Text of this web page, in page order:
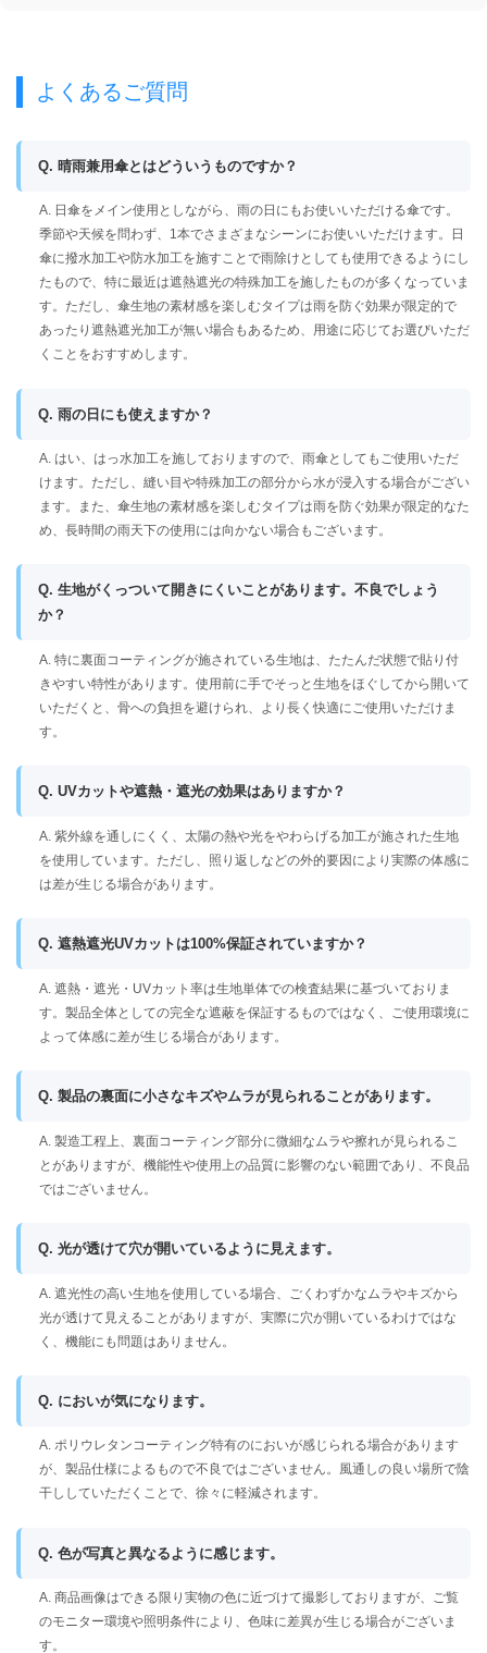
よくあるご質問
Q. 晴雨兼用傘とはどういうものですか？
A. 日傘をメイン使用としながら、雨の日にもお使いいただける傘です。
季節や天候を問わず、1本でさまざまなシーンにお使いいただけます。日
傘に撥水加工や防水加工を施すことで雨除けとしても使用できるようにし
たもので、特に最近は遮熱遮光の特殊加工を施したものが多くなっていま
す。ただし、傘生地の素材感を楽しむタイプは雨を防ぐ効果が限定的で
あったり遮熱遮光加工が無い場合もあるため、用途に応じてお選びいただ
くことをおすすめします。
Q. 雨の日にも使えますか？
A. はい、はっ水加工を施しておりますので、雨傘としてもご使用いただ
けます。ただし、縫い目や特殊加工の部分から水が浸入する場合がござい
ます。また、傘生地の素材感を楽しむタイプは雨を防ぐ効果が限定的なた
め、長時間の雨天下の使用には向かない場合もございます。
Q. 生地がくっついて開きにくいことがあります。不良でしょう
か？
A. 特に裏面コーティングが施されている生地は、たたんだ状態で貼り付
きやすい特性があります。使用前に手でそっと生地をほぐしてから開いて
いただくと、骨への負担を避けられ、より長く快適にご使用いただけま
す。
Q. UVカットや遮熱・遮光の効果はありますか？
A. 紫外線を通しにくく、太陽の熱や光をやわらげる加工が施された生地
を使用しています。ただし、照り返しなどの外的要因により実際の体感に
は差が生じる場合があります。
Q. 遮熱遮光UVカットは100%保証されていますか？
A. 遮熱・遮光・UVカット率は生地単体での検査結果に基づいておりま
す。製品全体としての完全な遮蔽を保証するものではなく、ご使用環境に
よって体感に差が生じる場合があります。
Q. 製品の裏面に小さなキズやムラが見られることがあります。
A. 製造工程上、裏面コーティング部分に微細なムラや擦れが見られるこ
とがありますが、機能性や使用上の品質に影響のない範囲であり、不良品
ではございません。
Q. 光が透けて穴が開いているように見えます。
A. 遮光性の高い生地を使用している場合、ごくわずかなムラやキズから
光が透けて見えることがありますが、実際に穴が開いているわけではな
く、機能にも問題はありません。
Q. においが気になります。
A. ポリウレタンコーティング特有のにおいが感じられる場合があります
が、製品仕様によるもので不良ではございません。風通しの良い場所で陰
干ししていただくことで、徐々に軽減されます。
Q. 色が写真と異なるように感じます。
A. 商品画像はできる限り実物の色に近づけて撮影しておりますが、ご覧
のモニター環境や照明条件により、色味に差異が生じる場合がございま
す。